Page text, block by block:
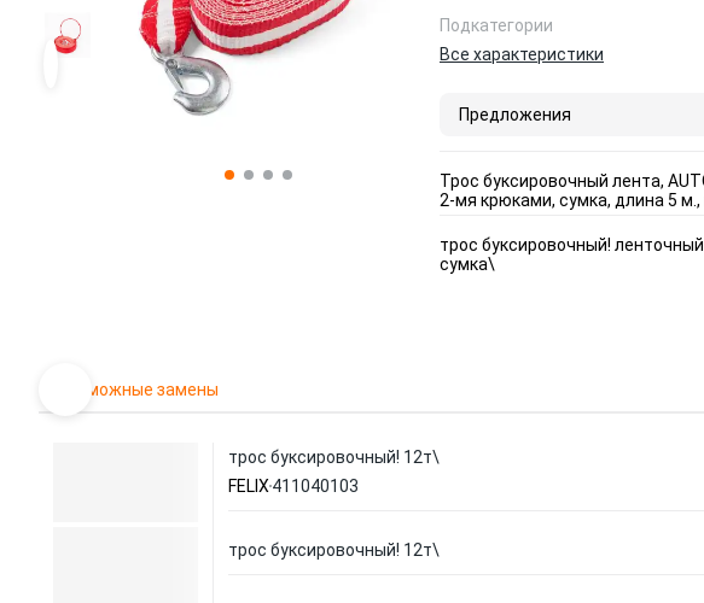
Подкатегории
Все характеристики
Предложения
Трос буксировочный лента,
2-мя крюками, сумка, длина 5
трос буксировочный!
сумка\
Возможные замены
трос буксировочный! 12т\
FELIX 411040103
трос буксировочный! 12т\